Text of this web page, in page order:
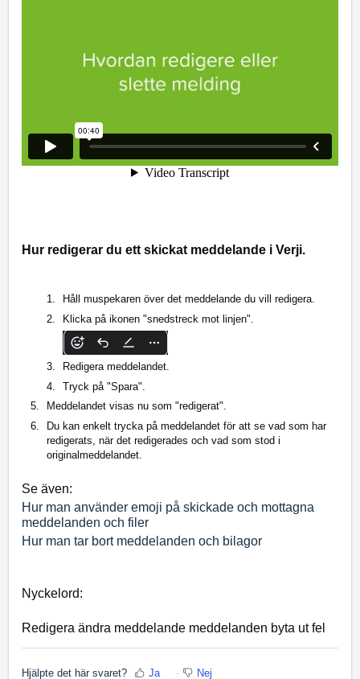
Hur redigerar du ett skickat meddelande i Verji.
Håll muspekaren över det meddelande du vill redigera.
Klicka på ikonen "snedstreck mot linjen".
Redigera meddelandet.
Tryck på "Spara".
Meddelandet visas nu som "redigerat".
Du kan enkelt trycka på meddelandet för att se vad som har
redigerats, när det redigerades och vad som stod i
originalmeddelandet.
Se även:
Hur man använder emoji på skickade och mottagna
meddelanden och filer
Hur man tar bort meddelanden och bilagor
Nyckelord:
Redigera ändra meddelande meddelanden byta ut fel
Hjälpte det här svaret? Ja Nej